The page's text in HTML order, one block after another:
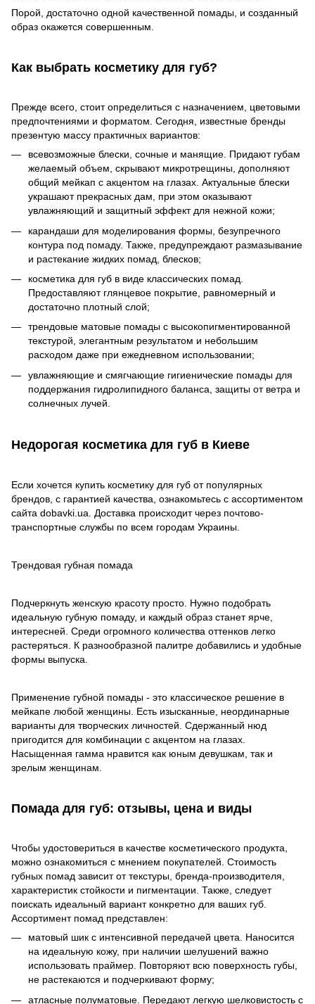
Порой, достаточно одной качественной помады, и созданный
образ окажется совершенным.
Как выбрать косметику для губ?
Прежде всего, стоит определиться с назначением, цветовыми
предпочтениями и форматом. Сегодня, известные бренды
презентую массу практичных вариантов:
всевозможные блески, сочные и манящие. Придают губам
желаемый объем, скрывают микротрещины, дополняют
общий мейкап с акцентом на глазах. Актуальные блески
украшают прекрасных дам, при этом оказывают
увлажняющий и защитный эффект для нежной кожи;
карандаши для моделирования формы, безупречного
контура под помаду. Также, предупреждают размазывание
и растекание жидких помад, блесков;
косметика для губ в виде классических помад.
Предоставляют глянцевое покрытие, равномерный и
достаточно плотный слой;
трендовые матовые помады с высокопигментированной
текстурой, элегантным результатом и небольшим
расходом даже при ежедневном использовании;
увлажняющие и смягчающие гигиенические помады для
поддержания гидролипидного баланса, защиты от ветра и
солнечных лучей.
Недорогая косметика для губ в Киеве
Если хочется купить косметику для губ от популярных
брендов, с гарантией качества, ознакомьтесь с ассортиментом
сайта dobavki.ua. Доставка происходит через почтово-
транспортные службы по всем городам Украины.
Трендовая губная помада
Подчеркнуть женскую красоту просто. Нужно подобрать
идеальную губную помаду, и каждый образ станет ярче,
интересней. Среди огромного количества оттенков легко
растеряться. К разнообразной палитре добавились и удобные
формы выпуска.
Применение губной помады - это классическое решение в
мейкапе любой женщины. Есть изысканные, неординарные
варианты для творческих личностей. Сдержанный нюд
пригодится для комбинации с акцентом на глазах.
Насыщенная гамма нравится как юным девушкам, так и
зрелым женщинам.
Помада для губ: отзывы, цена и виды
Чтобы удостовериться в качестве косметического продукта,
можно ознакомиться с мнением покупателей. Стоимость
губных помад зависит от текстуры, бренда-производителя,
характеристик стойкости и пигментации. Также, следует
поискать идеальный вариант конкретно для ваших губ.
Ассортимент помад представлен:
матовый шик с интенсивной передачей цвета. Наносится
на идеальную кожу, при наличии шелушений важно
использовать праймер. Повторяют всю поверхность губы,
не растекаются и подчеркивают форму;
атласные полуматовые. Передают легкую шелковистость с